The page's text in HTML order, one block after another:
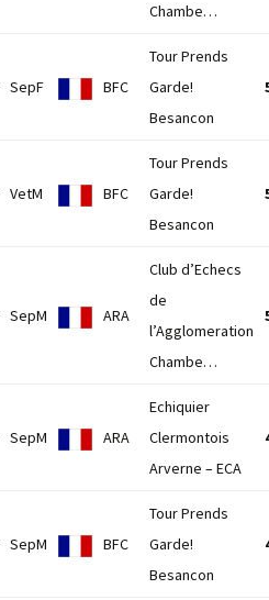
Chambe…
SepF BFC
Tour Prends
Garde!
Besancon
VetM BFC
Tour Prends
Garde!
Besancon
SepM ARA
Club d’Echecs
de
l’Agglomeration
Chambe…
SepM ARA
Echiquier
Clermontois
Arverne – ECA
SepM BFC
Tour Prends
Garde!
Besancon